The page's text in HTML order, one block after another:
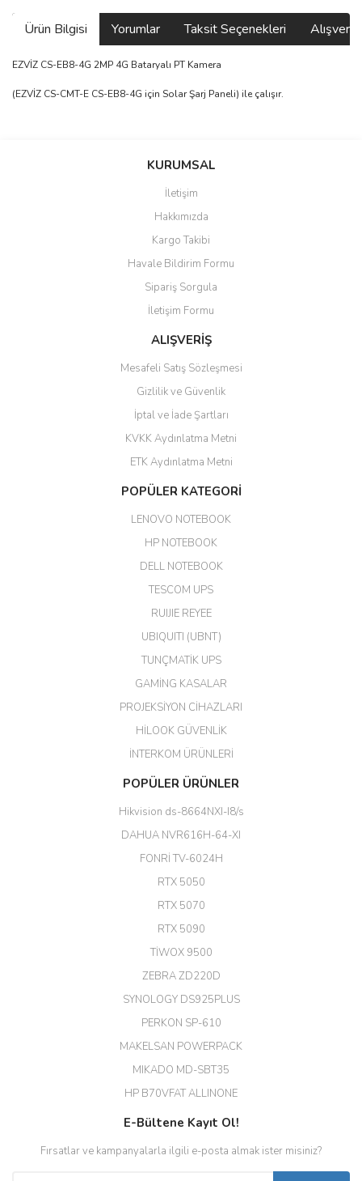
Ürün Bilgisi Yorumlar Taksit Seçenekleri
EZVİZ CS-EB8-4G 2MP 4G Bataryalı PT Kamera
(EZVİZ CS-CMT-E CS-EB8-4G için Solar Şarj Paneli) ile çalışır.
Bu ürüne ilk yorumu siz yapın!
güzel paketlenmiş ama yanında
ile 24 izlenmektedir diye küçük
bir tabela olsa daha hoş
hızlı güvenli bir alışveriş oldu
Yalçın Kaya | 20/06/2026
ahmet yiğit | 29/04/2026
Aldığım ürün kapalı kutu teslim
edildi. Teşekkür ederim.
GÜRKAN KETHÜDAOĞLU |
Her şey için teşekkür ederim çok
Erdal Cingöz | 07/02/2026
Başarılı. Bu vasıfta bir ürünü bu
kadar uygun fiyata bulabilmek
büyük şans. Güvenliticaret
(HIKVISION DS-3E0326P-E/M(B)
EROL ÇAKMAK | 26/12/2025
Diğer yorumları göster
KURUMSAL
İletişim
Hakkımızda
Kargo Takibi
Havale Bildirim Formu
Sipariş Sorgula
İletişim Formu
ALIŞVERİŞ
Mesafeli Satış Sözleşmesi
Gizlilik ve Güvenlik
İptal ve İade Şartları
KVKK Aydınlatma Metni
ETK Aydınlatma Metni
POPÜLER KATEGORİ
LENOVO NOTEBOOK
HP NOTEBOOK
DELL NOTEBOOK
TESCOM UPS
RUIJIE REYEE
UBIQUITI (UBNT)
TUNÇMATİK UPS
GAMİNG KASALAR
PROJEKSİYON CİHAZLARI
HİLOOK GÜVENLİK
İNTERKOM ÜRÜNLERİ
POPÜLER ÜRÜNLER
Hikvision ds-8664NXI-I8/s
DAHUA NVR616H-64-XI
FONRİ TV-6024H
RTX 5050
RTX 5070
RTX 5090
TİWOX 9500
ZEBRA ZD220D
SYNOLOGY DS925PLUS
PERKON SP-610
MAKELSAN POWERPACK
MIKADO MD-SBT35
HP B70VFAT ALLINONE
E-Bültene Kayıt Ol!
Fırsatlar ve kampanyalarla ilgili e-posta almak ister misiniz?